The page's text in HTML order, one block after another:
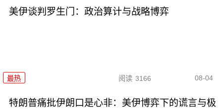
美伊谈判罗生门：政治算计与战略博弈
最热 阅读 3166 08-04
特朗普痛批伊朗口是心非：美伊博弈下的谎言与极